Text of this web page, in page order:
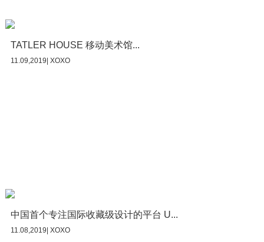
TATLER HOUSE 移动美术馆...
11.09,2019| XOXO
中国首个专注国际收藏级设计的平台 U...
11.08,2019| XOXO